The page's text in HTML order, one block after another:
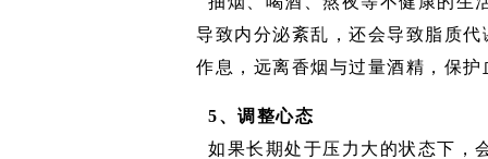
导致内分泌紊乱，还会导致脂质
作息，远离香烟与过量酒精，保
5、调整心态
如果长期处于压力大的状态下，